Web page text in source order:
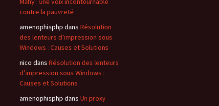
contre la pauvreté
amenophisphp dans Résolution
des lenteurs d’impression sous
Windows : Causes et Solutions
nico dans Résolution des lenteurs
d’impression sous Windows :
Causes et Solutions
amenophisphp dans Un proxy